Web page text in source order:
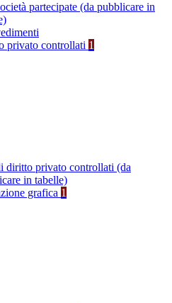
partecipate (da pubblicare in
privato controllati 1
diritto privato controllati (da
in tabelle)
grafica 1